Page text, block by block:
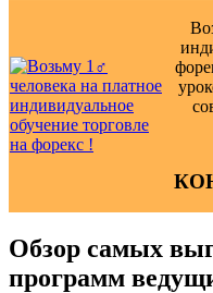
Обзор самых
программ